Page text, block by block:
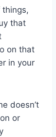
that
on that
in your
doesn’t
or